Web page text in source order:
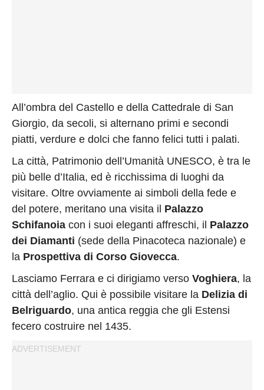
All’ombra del Castello e della Cattedrale di San
Giorgio, da secoli, si alternano primi e secondi
piatti, verdure e dolci che fanno felici tutti i palati.
La città, Patrimonio dell’Umanità UNESCO, è tra le
più belle d’Italia, ed è ricchissima di luoghi da
visitare. Oltre ovviamente ai simboli della fede e
del potere, meritano una visita il Palazzo
Schifanoia con i suoi eleganti affreschi, il Palazzo
dei Diamanti (sede della Pinacoteca nazionale) e
la Prospettiva di Corso Giovecca.
Lasciamo Ferrara e ci dirigiamo verso Voghiera, la
città dell’aglio. Qui è possibile visitare la Delizia di
Belriguardo, una antica reggia che gli Estensi
fecero costruire nel 1435.